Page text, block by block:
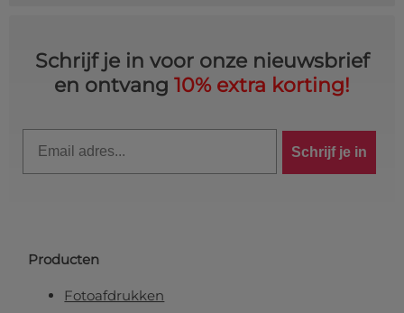
Schrijf je in voor onze nieuwsbrief
en ontvang 10% extra korting!
Schrijf je in
Producten
Fotoafdrukken